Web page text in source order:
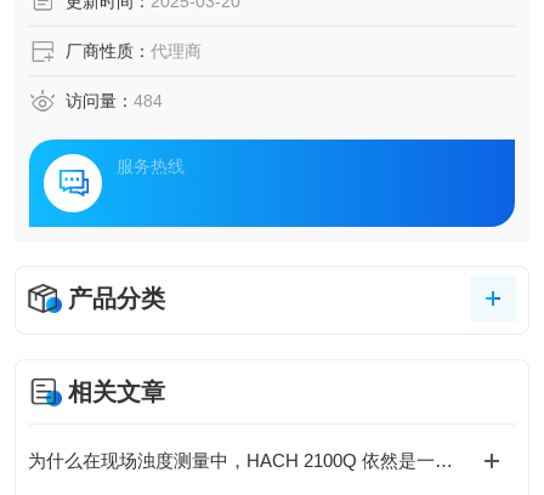
厂商性质： 代理商
访问量： 484
服务热线
产品分类
相关文章
为什么在现场浊度测量中，HACH 2100Q 依然是一个“稳妥选择”？